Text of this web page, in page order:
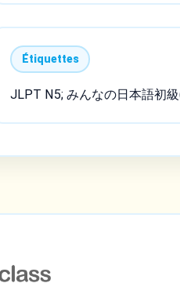
Étiquettes
JLPT N5; みんなの日本語初